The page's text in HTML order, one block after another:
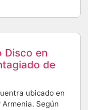
Disco en
de
ubicado en
Según